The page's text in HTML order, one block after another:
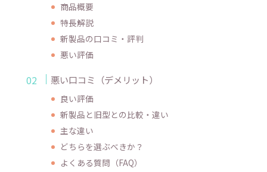
商品概要
特長解説
新製品の口コミ・評判
悪い評価
悪い口コミ（デメリット）
良い評価
新製品と旧型との比較・違い
主な違い
どちらを選ぶべきか？
よくある質問（FAQ）